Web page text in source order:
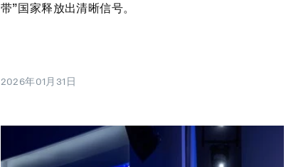
带”国家释放出清晰信号。
2026年01月31日